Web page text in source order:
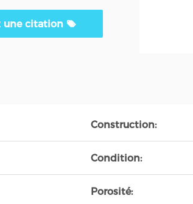
une citation
Construction:
Condition:
Porosité: